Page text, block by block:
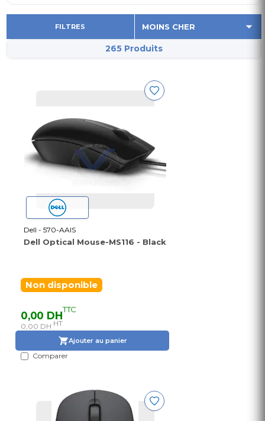
FILTRES
265 Produits
Dell - 570-AAIS
Dell Optical Mouse-MS116 - Black
Non disponible
0,00 DHTTC
0,00 DH HT
Ajouter au panier
Comparer